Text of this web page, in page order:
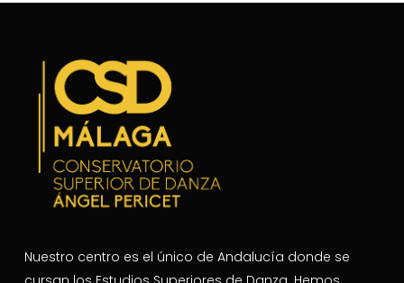
Nuestro centro es el único de Andalucía donde se